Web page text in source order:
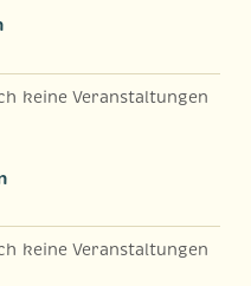
keine Veranstaltungen
keine Veranstaltungen